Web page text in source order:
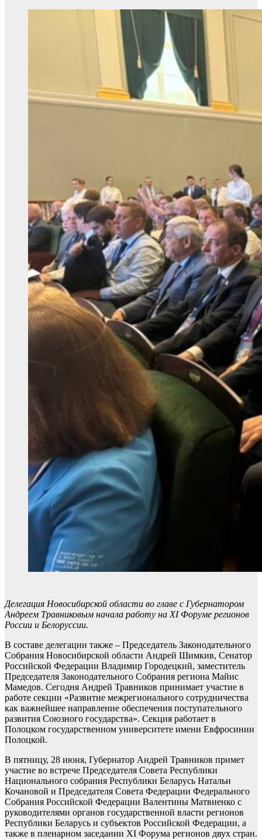
Делегация Новосибирской области во главе с Губернатором
Андреем Травниковым начала работу на XI Форуме регионов
России и Белоруссии.
В составе делегации также – Председатель Законодательного
Собрания Новосибирской области Андрей Шимкив, Сенатор
Российской Федерации Владимир Городецкий, заместитель
Председателя Законодательного Собрания региона Майис
Мамедов. Сегодня Андрей Травников принимает участие в
работе секции «Развитие межрегионального сотрудничества
как важнейшее направление обеспечения поступательного
развития Союзного государства». Секция работает в
Полоцком государственном университете имени Евфросинии
Полоцкой.
В пятницу, 28 июня, Губернатор Андрей Травников примет
участие во встрече Председателя Совета Республики
Национального собрания Республики Беларусь Натальи
Кочановой и Председателя Совета Федерации Федерального
Собрания Российской Федерации Валентины Матвиенко с
руководителями органов государственной власти регионов
Республики Беларусь и субъектов Российской Федерации, а
также в пленарном заседании XI Форума регионов двух стран.